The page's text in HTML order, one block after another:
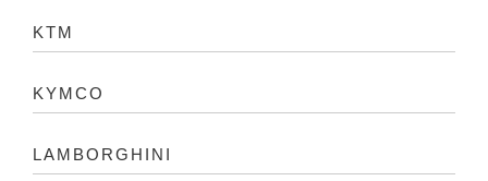
KTM
KYMCO
LAMBORGHINI